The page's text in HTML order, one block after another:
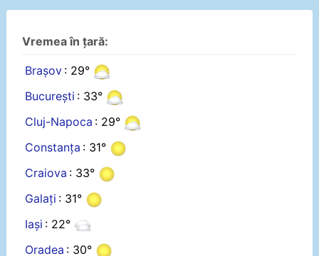
Vremea în țară:
Brașov : 29°
București : 33°
Cluj-Napoca : 29°
Constanța : 31°
Craiova : 33°
Galați : 31°
Iași : 22°
Oradea : 30°